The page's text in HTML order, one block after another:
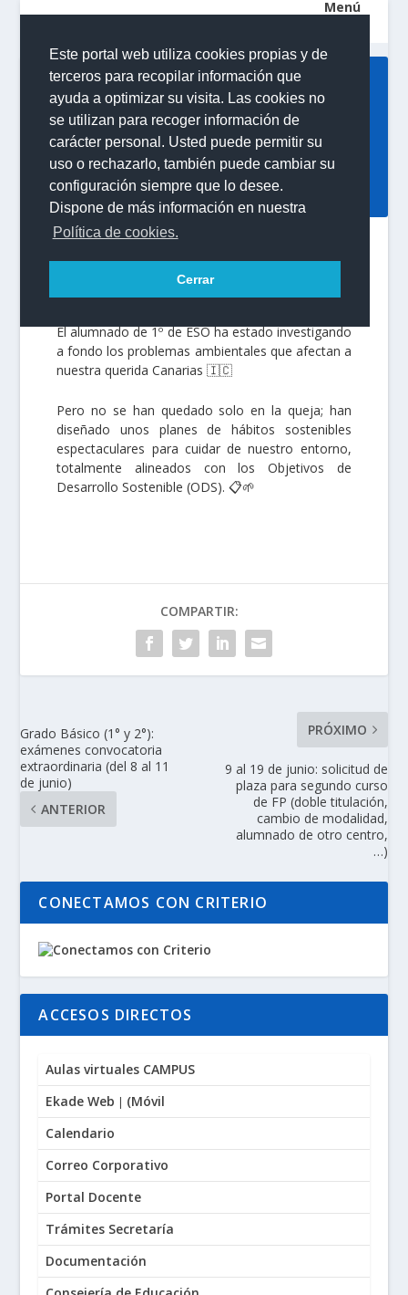
Este portal web utiliza cookies propias y de
terceros para recopilar información que
ayuda a optimizar su visita. Las cookies no
se utilizan para recoger información de
carácter personal. Usted puede permitir su
uso o rechazarlo, también puede cambiar su
configuración siempre que lo desee.
Dispone de más información en nuestra
Política de cookies.
Cerrar
¡EL FUTURO DE LAS
ISLAS ESTÁ EN BUENAS
MANOS!
Publicado porIES Puerto de la Cruz - Telesforo Bravo
08/06/2026
| Actividades Alumnado Estudiantes
del Medio Ambiente de la mejor manera posible:
El alumnado de 1º de ESO ha estado investigando
a fondo los problemas ambientales que afectan a
nuestra querida Canarias 🇮🇨
Pero no se han quedado solo en la queja; han
diseñado unos planes de hábitos sostenibles
espectaculares para cuidar de nuestro entorno,
totalmente alineados con los Objetivos de
Desarrollo Sostenible (ODS). 📋🌱
COMPARTIR:
Grado Básico (1° y 2°):
exámenes convocatoria
extraordinaria (del 8 al 11
de junio)
ANTERIOR
PRÓXIMO
9 al 19 de junio: solicitud de
plaza para segundo curso
de FP (doble titulación,
cambio de modalidad,
alumnado de otro centro,
…)
CONECTAMOS CON CRITERIO
ACCESOS DIRECTOS
Aulas virtuales CAMPUS
Ekade Web | (Móvil
Calendario
Correo Corporativo
Portal Docente
Trámites Secretaría
Documentación